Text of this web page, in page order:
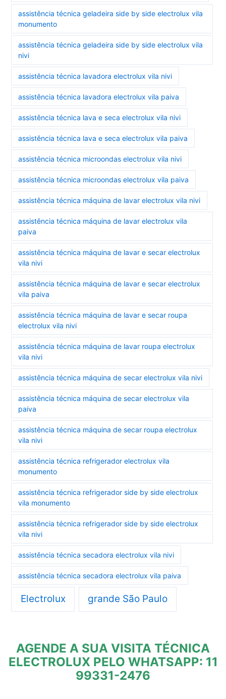
assistência técnica geladeira side by side electrolux vila
monumento
assistência técnica geladeira side by side electrolux vila
nivi
assistência técnica lavadora electrolux vila nivi
assistência técnica lavadora electrolux vila paiva
assistência técnica lava e seca electrolux vila nivi
assistência técnica lava e seca electrolux vila paiva
assistência técnica microondas electrolux vila nivi
assistência técnica microondas electrolux vila paiva
assistência técnica máquina de lavar electrolux vila nivi
assistência técnica máquina de lavar electrolux vila
paiva
assistência técnica máquina de lavar e secar electrolux
vila nivi
assistência técnica máquina de lavar e secar electrolux
vila paiva
assistência técnica máquina de lavar e secar roupa
electrolux vila nivi
assistência técnica máquina de lavar roupa electrolux
vila nivi
assistência técnica máquina de secar electrolux vila nivi
assistência técnica máquina de secar electrolux vila
paiva
assistência técnica máquina de secar roupa electrolux
vila nivi
assistência técnica refrigerador electrolux vila
monumento
assistência técnica refrigerador side by side electrolux
vila monumento
assistência técnica refrigerador side by side electrolux
vila nivi
assistência técnica secadora electrolux vila nivi
assistência técnica secadora electrolux vila paiva
Electrolux grande São Paulo
AGENDE A SUA VISITA TÉCNICA
ELECTROLUX PELO WHATSAPP: 11
99331-2476